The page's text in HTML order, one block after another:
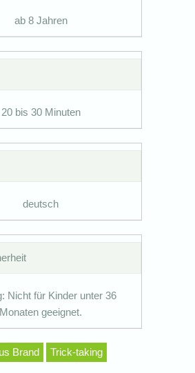
ab 8 Jahren
20 bis 30 Minuten
deutsch
Nicht für Kinder unter 36
Monaten geeignet.
Brand Trick-taking